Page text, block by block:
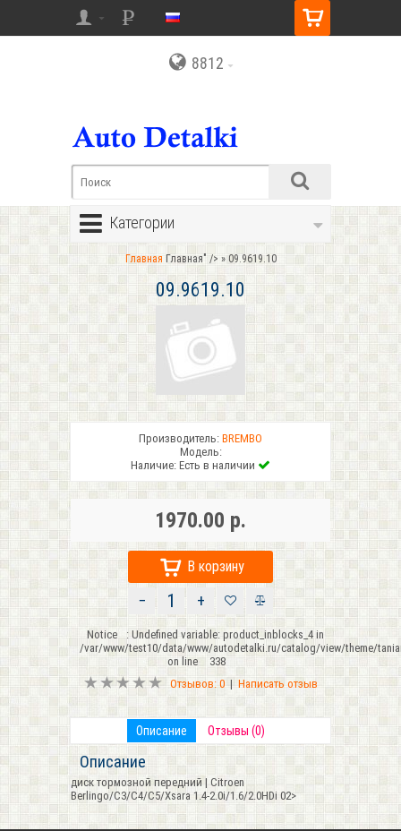
8812
Категории
Главная Главная" /> » 09.9619.10
09.9619.10
Производитель: BREMBO
Модель:
Наличие: Есть в наличии
1970.00 р.
В корзину
− +
Notice
: Undefined variable: product_inblocks_4 in
/var/www/test10/data/www/autodetalki.ru/catalog/view/theme/
on line
338
Отзывов: 0|Написать отзыв
Описание Отзывы (0)
Описание
диск тормозной передний | Citroen
Berlingo/C3/C4/C5/Xsara 1.4-2.0i/1.6/2.0HDi 02>